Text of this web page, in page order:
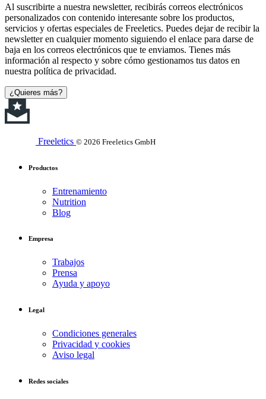
Al suscribirte a nuestra newsletter, recibirás correos electrónicos
personalizados con contenido interesante sobre los productos,
servicios y ofertas especiales de Freeletics. Puedes dejar de recibir la
newsletter en cualquier momento siguiendo el enlace para darse de
baja en los correos electrónicos que te enviamos. Tienes más
información al respecto y sobre cómo gestionamos tus datos en
nuestra política de privacidad.
¿Quieres más?
Freeletics © 2026 Freeletics GmbH
Productos
Entrenamiento
Nutrition
Blog
Empresa
Trabajos
Prensa
Ayuda y apoyo
Legal
Condiciones generales
Privacidad y cookies
Aviso legal
Redes sociales